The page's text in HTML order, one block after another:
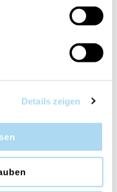
Details zeigen
di Calabria
Reed Diffuser
250ml
CHF 49.90